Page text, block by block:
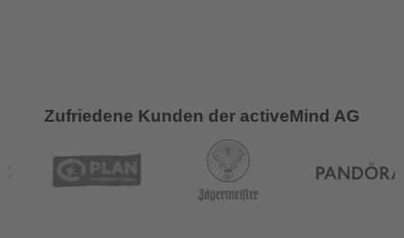
Zufriedene Kunden der activeMind AG